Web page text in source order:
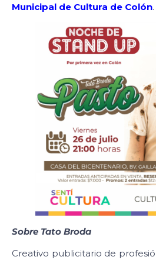
Municipal de Cultura de Colón.
Sobre Tato Broda
Creativo publicitario de